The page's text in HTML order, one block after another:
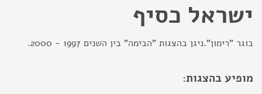
ישראל כסיף
בוגר "רימון".ניגן בהצגות "הבימה" בין השנים 1997 - 2000.
מופיע בהצגות: